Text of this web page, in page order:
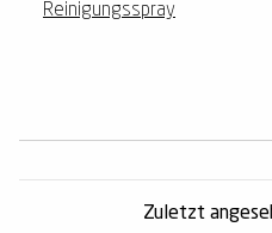
Reinigungsspray
Zuletzt